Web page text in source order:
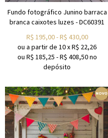
Fundo fotográfico Junino barraca
branca caixotes luzes - DC60391
R$ 195,00-R$ 430,00
ou a partir de 10xR$ 22,26
ou R$ 185,25 -R$ 408,50no
depósito